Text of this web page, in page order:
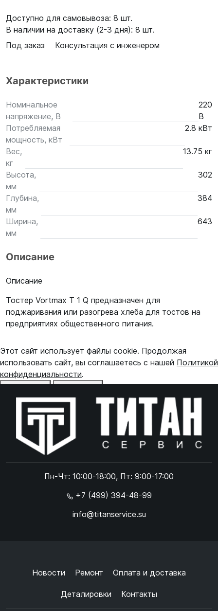
Доступно для самовывоза: 8 шт.
В наличии на доставку (2-3 дня): 8 шт.
Под заказ
Консультация с инженером
Характеристики
Номинальное
напряжение, В
220
В
Потребляемая
мощность, кВт
2.8 кВт
Вес,
кг
13.75 кг
Высота,
мм
302
Глубина,
мм
384
Ширина,
мм
643
Описание
Описание
Тостер Vortmax Т 1 Q предназначен для
поджаривания или разогрева хлеба для тостов на
предприятиях общественного питания.
Пн-Чт: 10:00-18:00, Пт: 9:00-17:00
+7 (499) 394-48-99
info@titanservice.su
Новости Ремонт Оплата и доставка
Деталировки Контакты
Этот сайт использует файлы cookie. Продолжая
использовать сайт, вы соглашаетесь с нашей Политикой
конфиденциальности.
Online чат
Online чат